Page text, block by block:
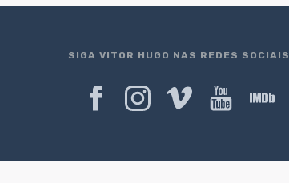
SIGA VITOR HUGO NAS REDES SOCIAIS